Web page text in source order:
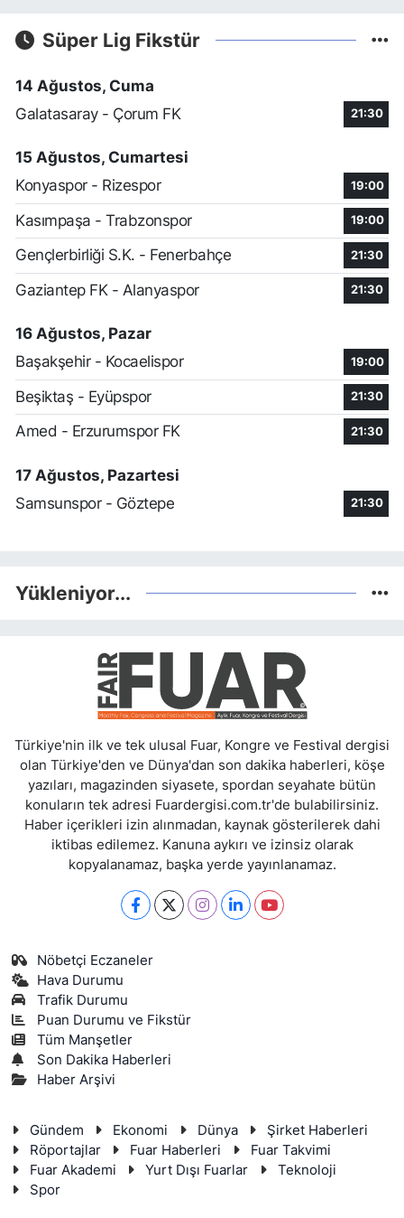
Süper Lig Fikstür
14 Ağustos, Cuma
Galatasaray - Çorum FK
21:30
15 Ağustos, Cumartesi
Konyaspor - Rizespor
19:00
Kasımpaşa - Trabzonspor 19:00
Gençlerbirliği S.K. - Fenerbahçe 21:30
Gaziantep FK - Alanyaspor 21:30
16 Ağustos, Pazar
Başakşehir - Kocaelispor
19:00
Beşiktaş - Eyüpspor 21:30
Amed - Erzurumspor FK 21:30
17 Ağustos, Pazartesi
Samsunspor - Göztepe
21:30
Yükleniyor...
Türkiye'nin ilk ve tek ulusal Fuar, Kongre ve Festival dergisi
olan Türkiye'den ve Dünya'dan son dakika haberleri, köşe
yazıları, magazinden siyasete, spordan seyahate bütün
konuların tek adresi Fuardergisi.com.tr'de bulabilirsiniz.
Haber içerikleri izin alınmadan, kaynak gösterilerek dahi
iktibas edilemez. Kanuna aykırı ve izinsiz olarak
kopyalanamaz, başka yerde yayınlanamaz.
Nöbetçi Eczaneler
Hava Durumu
Trafik Durumu
Puan Durumu ve Fikstür
Tüm Manşetler
Son Dakika Haberleri
Haber Arşivi
Gündem Ekonomi Dünya
Şirket Haberleri
Röportajlar
Fuar Haberleri
Fuar Takvimi
Fuar Akademi
Yurt Dışı Fuarlar
Teknoloji
Spor